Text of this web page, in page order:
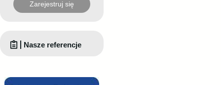
Zarejestruj się
Nasze referencje